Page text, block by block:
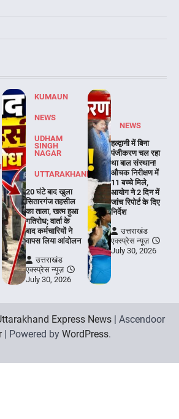
KUMAUN
NEWS
UDHAM
SINGH
NAGAR
UTTARAKHAND
20 घंटे बाद खुला
सितारगंज तहसील
का ताला, खत्म हुआ
गतिरोध; वार्ता के
बाद कर्मचारियों ने
वापस लिया आंदोलन
उत्तराखंड
एक्स्प्रेस न्यूज़
July 30, 2026
NEWS
हल्द्वानी में बिना
पंजीकरण चल रहा
था बाल संस्थान!
औचक निरीक्षण में
11 बच्चे मिले,
आयोग ने 2 दिन में
जांच रिपोर्ट के दिए
निर्देश
उत्तराखंड
एक्स्प्रेस न्यूज़
July 30, 2026
Express News | Ascendoor
| Powered by WordPress.